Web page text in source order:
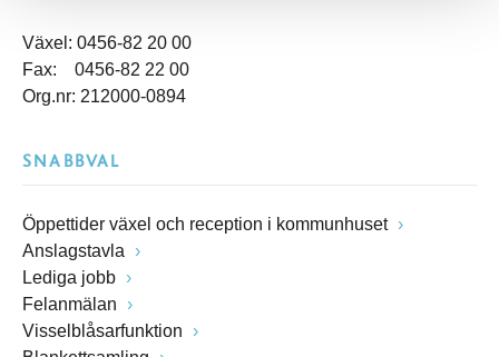
Växel: 0456-82 20 00
Fax: 0456-82 22 00
Org.nr: 212000-0894
SNABBVAL
Öppettider växel och reception i kommunhuset
Anslagstavla
Lediga jobb
Felanmälan
Visselblåsarfunktion